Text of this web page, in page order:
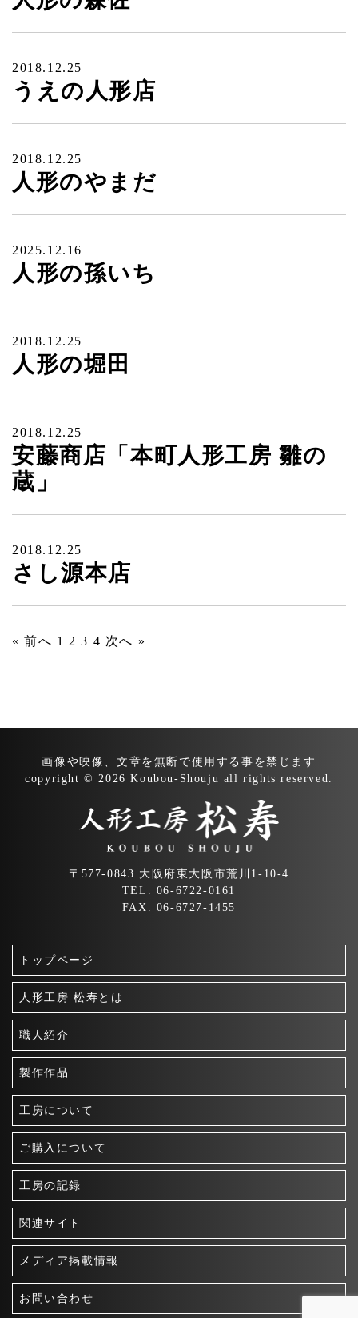
2018.12.25
うえの人形店
2018.12.25
人形のやまだ
2025.12.16
人形の孫いち
2018.12.25
人形の堀田
2018.12.25
安藤商店「本町人形工房 雛の
蔵」
2018.12.25
さし源本店
« 前へ 1 2 3 4 次へ »
画像や映像、文章を無断で使用する事を禁じます
copyright © 2026 Koubou-Shouju all rights reserved.
〒577-0843 大阪府東大阪市荒川1-10-4
TEL. 06-6722-0161
FAX. 06-6727-1455
トップページ
人形工房 松寿とは
職人紹介
製作作品
工房について
ご購入について
工房の記録
関連サイト
メディア掲載情報
お問い合わせ